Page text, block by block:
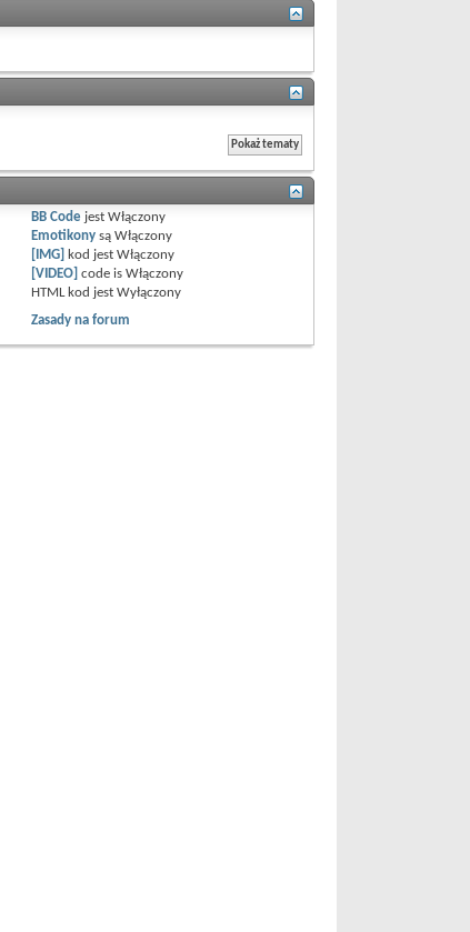
BB Code jestWłączony
Emotikony sąWłączony
[IMG] kod jestWłączony
[VIDEO] code isWłączony
HTML kod jestWyłączony
Zasady na forum